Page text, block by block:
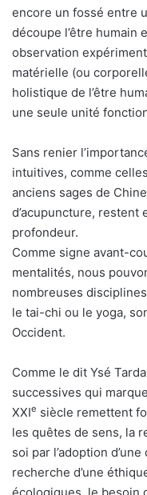
encore un fossé entre
découpe l’être humain
observation
matérielle (ou
holistique de l’être
une seule unité
Sans renier
intuitives, comme
anciens sages de
d’acupuncture, restent
profondeur.
Comme signe avant-
mentalités, nous
nombreuses
le tai-chi ou le yoga,
Occident.
Comme le dit Ysé
successives qui
XXIe siècle remettent
les quêtes de sens, la
soi par l’adoption
recherche d’une
écologiques, le besoin